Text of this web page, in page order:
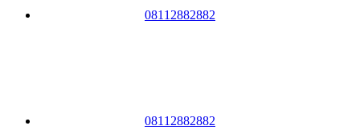
08112882882
08112882882